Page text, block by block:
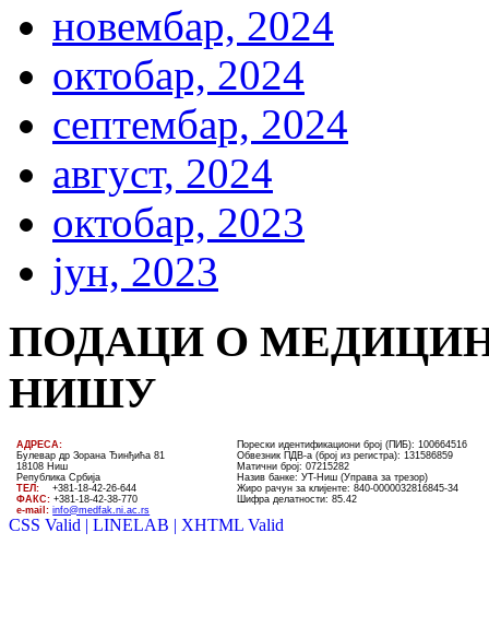
новембар, 2024
октобар, 2024
септембар, 2024
август, 2024
октобар, 2023
јун, 2023
ПОДАЦИ О
НИШУ
AДРЕСА:
Булевар др Зорана Ђинђића 81
18108 Ниш
Република Србија
ТЕЛ: +381-18-42-26-644
ФАКС: +381-18-42-38-770
e-mail: info@medfak.ni.ac.rs
Порески идентификациони број (ПИБ): 100664516
Обвезник ПДВ-а (број из регистра): 131586859
Матични број: 07215282
Назив банке: УT-Ниш (Управа за трезор)
Жиро рачун за клијенте:840-0000032816845-34
Шифра делатности: 85.42
CSS Valid | LINELAB | XHTML Valid